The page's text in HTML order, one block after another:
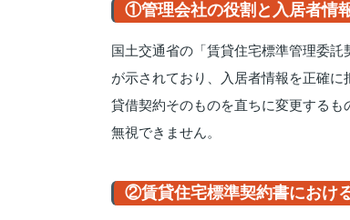
①管理会社の役割と入居者情
国土交通省の「賃貸住宅標準管理委
が示されており、入居者情報を正確
貸借契約そのものを直ちに変更するも
無視できません。
②賃貸住宅標準契約書におけ